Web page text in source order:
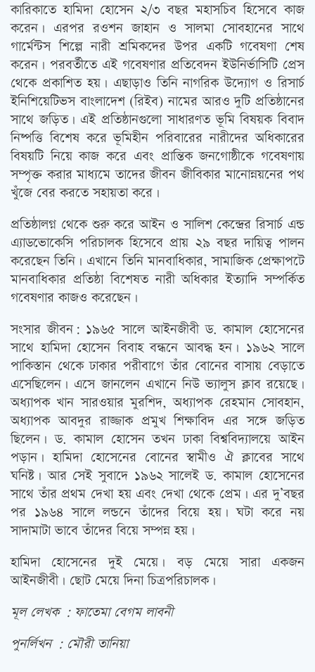
কারিকাতে হামিদা হোসেন ২/৩ বছর মহাসচিব হিসেবে কাজ
করেন। এরপর রওশন জাহান ও সালমা সোবহানের সাথে
গার্মেন্টস শিল্পে নারী শ্রমিকদের উপর একটি গবেষণা শেষ
করেন। পরবর্তীতে এই গবেষণার প্রতিবেদন ইউনির্ভাসিটি প্রেস
থেকে প্রকাশিত হয়। এছাড়াও তিনি নাগরিক উদ্যোগ ও রিসার্চ
ইনিশিয়েটিভস বাংলাদেশ (রিইব) নামের আরও দুটি প্রতিষ্ঠানের
সাথে জড়িত। এই প্রতিষ্ঠানগুলো সাধারণত ভূমি বিষয়ক বিবাদ
নিষ্পত্তি বিশেষ করে ভূমিহীন পরিবারের নারীদের অধিকারের
বিষয়টি নিয়ে কাজ করে এবং প্রান্তিক জনগোষ্ঠীকে গবেষণায়
সম্পৃক্ত করার মাধ্যমে তাদের জীবন জীবিকার মানোন্নয়নের পথ
খুঁজে বের করতে সহায়তা করে।
প্রতিষ্ঠালগ্ন থেকে শুরু করে আইন ও সালিশ কেন্দ্রের রিসার্চ এন্ড
এ্যাডভোকেসি পরিচালক হিসেবে প্রায় ২৯ বছর দায়িত্ব পালন
করেছেন তিনি। এখানে তিনি মানবাধিকার, সামাজিক প্রেক্ষাপটে
মানবাধিকার প্রতিষ্ঠা বিশেষত নারী অধিকার ইত্যাদি সম্পর্কিত
গবেষণার কাজও করেছেন।
সংসার জীবন: ১৯৬৫ সালে আইনজীবী ড. কামাল হোসেনের
সাথে হামিদা হোসেন বিবাহ বন্ধনে আবদ্ধ হন। ১৯৬২ সালে
পাকিস্তান থেকে ঢাকার পরীবাগে তাঁর বোনের বাসায় বেড়াতে
এসেছিলেন। এসে জানলেন এখানে নিউ ভ্যালুস ক্লাব রয়েছে।
অধ্যাপক খান সারওয়ার মুরশিদ, অধ্যাপক রেহমান সোবহান,
অধ্যাপক আবদুর রাজ্জাক প্রমুখ শিক্ষাবিদ এর সঙ্গে জড়িত
ছিলেন। ড. কামাল হোসেন তখন ঢাকা বিশ্ববিদ্যালয়ে আইন
পড়ান। হামিদা হোসেনের বোনের স্বামীও ঐ ক্লাবের সাথে
ঘনিষ্ট। আর সেই সুবাদে ১৯৬২ সালেই ড. কামাল হোসেনের
সাথে তাঁর প্রথম দেখা হয় এবং দেখা থেকে প্রেম। এর দু’বছর
পর ১৯৬৪ সালে লন্ডনে তাঁদের বিয়ে হয়। ঘটা করে নয়
সাদামাটা ভাবে তাঁদের বিয়ে সম্পন্ন হয়।
হামিদা হোসেনের দুই মেয়ে। বড় মেয়ে সারা একজন
আইনজীবী। ছোট মেয়ে দিনা চিত্রপরিচালক।
মূল লেখক : ফাতেমা বেগম লাবনী
পুনর্লিখন : মৌরী তানিয়া